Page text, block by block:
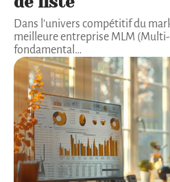
Dans l'univers compétitif du
meilleure entreprise MLM
fondamental …